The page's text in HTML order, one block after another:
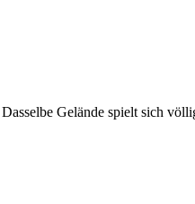
Gelände spielt sich